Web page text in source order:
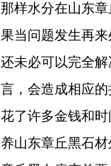
那样水分在山东
果当问题发生再
还未必可以完全
言，会造成相应
花了许多金钱和
养山东章丘黑石材